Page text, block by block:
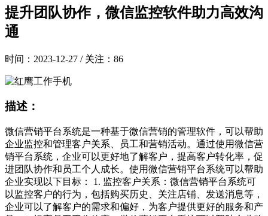
提升团队协作，微信监控软件助力高效沟
通
时间：2023-12-27 / 关注：86
描述：
微信营销平台系统是一种基于微信营销的管理软件，可以帮助
企业监控和管理客户关系、员工和营销活动。通过使用微信营
销平台系统，企业可以更好地了解客户，提高客户转化率，促
进团队协作和员工个人成长。使用微信营销平台系统可以帮助
企业实现以下目标： 1. 监控客户关系：微信营销平台系统可
以监控客户的行为，包括购买历史、关注店铺、发送消息等，
企业可以了解客户的需求和偏好，为客户提供更好的服务和产